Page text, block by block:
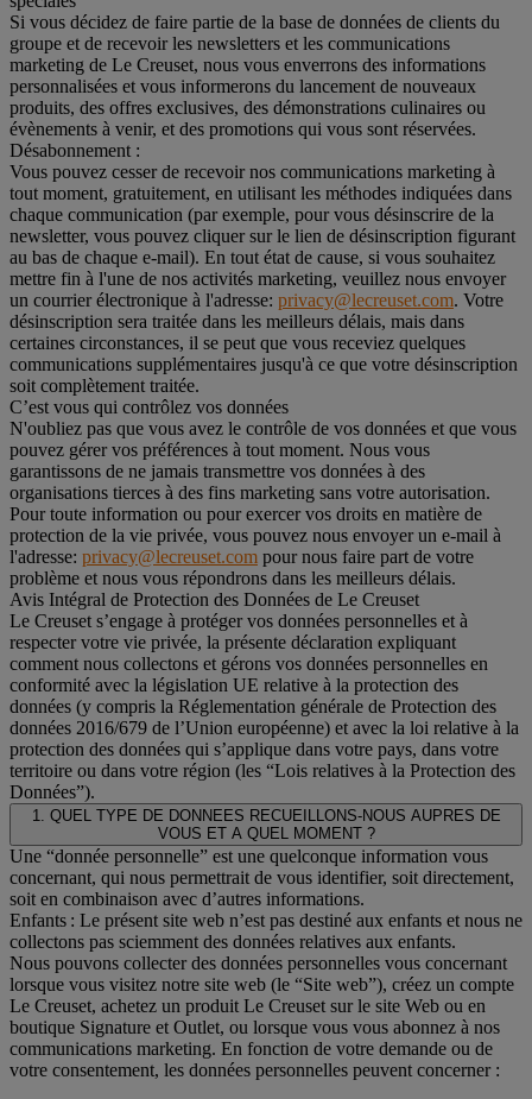
Si vous décidez de faire partie de la base de données de clients du
groupe et de recevoir les newsletters et les communications
marketing de Le Creuset, nous vous enverrons des informations
personnalisées et vous informerons du lancement de nouveaux
produits, des offres exclusives, des démonstrations culinaires ou
évènements à venir, et des promotions qui vous sont réservées.
Désabonnement :
Vous pouvez cesser de recevoir nos communications marketing à
tout moment, gratuitement, en utilisant les méthodes indiquées dans
chaque communication (par exemple, pour vous désinscrire de la
newsletter, vous pouvez cliquer sur le lien de désinscription figurant
au bas de chaque e-mail). En tout état de cause, si vous souhaitez
mettre fin à l'une de nos activités marketing, veuillez nous envoyer
un courrier électronique à l'adresse: privacy@lecreuset.com. Votre
désinscription sera traitée dans les meilleurs délais, mais dans
certaines circonstances, il se peut que vous receviez quelques
communications supplémentaires jusqu'à ce que votre désinscription
soit complètement traitée.
C’est vous qui contrôlez vos données
N'oubliez pas que vous avez le contrôle de vos données et que vous
pouvez gérer vos préférences à tout moment. Nous vous
garantissons de ne jamais transmettre vos données à des
organisations tierces à des fins marketing sans votre autorisation.
Pour toute information ou pour exercer vos droits en matière de
protection de la vie privée, vous pouvez nous envoyer un e-mail à
l'adresse: privacy@lecreuset.com pour nous faire part de votre
problème et nous vous répondrons dans les meilleurs délais.
Avis Intégral de Protection des Données de Le Creuset
Le Creuset s’engage à protéger vos données personnelles et à
respecter votre vie privée, la présente déclaration expliquant
comment nous collectons et gérons vos données personnelles en
conformité avec la législation UE relative à la protection des
données (y compris la Réglementation générale de Protection des
données 2016/679 de l’Union européenne) et avec la loi relative à la
protection des données qui s’applique dans votre pays, dans votre
territoire ou dans votre région (les “Lois relatives à la Protection des
Données”).
1. QUEL TYPE DE DONNEES RECUEILLONS-NOUS AUPRES DE
VOUS ET A QUEL MOMENT ?
Une “donnée personnelle” est une quelconque information vous
concernant, qui nous permettrait de vous identifier, soit directement,
soit en combinaison avec d’autres informations.
Enfants : Le présent site web n’est pas destiné aux enfants et nous ne
collectons pas sciemment des données relatives aux enfants.
Nous pouvons collecter des données personnelles vous concernant
lorsque vous visitez notre site web (le “Site web”), créez un compte
Le Creuset, achetez un produit Le Creuset sur le site Web ou en
boutique Signature et Outlet, ou lorsque vous vous abonnez à nos
communications marketing. En fonction de votre demande ou de
votre consentement, les données personnelles peuvent concerner :